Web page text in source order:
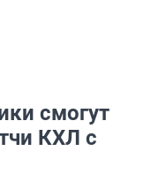
смогут
КХЛ с